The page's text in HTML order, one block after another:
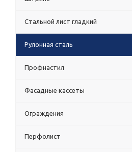
Стальной лист гладкий
Рулонная сталь
Профнастил
Фасадные кассеты
Ограждения
Перфолист